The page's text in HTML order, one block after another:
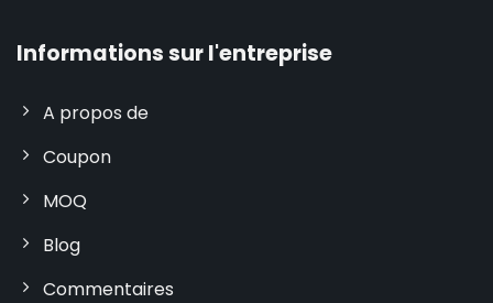
Informations sur l'entreprise
A propos de
Coupon
MOQ
Blog
Commentaires